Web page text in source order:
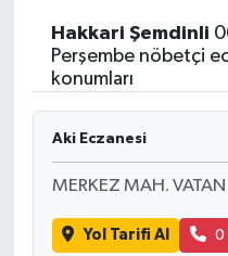
Hakkari Şemdinli
Perşembe nöbetçi
konumları
Aki Eczanesi
MERKEZ MAH.
Yol Tarifi Al 0